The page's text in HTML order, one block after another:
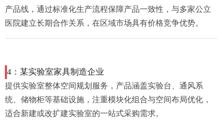
产品线，通过标准化生产流程保障产品一致性，与多家公立
医院建立长期合作关系，在区域市场具有价格竞争优势。
4：某实验室家具制造企业
提供实验室整体空间规划服务，产品涵盖实验台、通风系
统、储物柜等基础设施，注重模块化组合与空间布局优化，
适合新建或改扩建实验室的一站式采购需求。